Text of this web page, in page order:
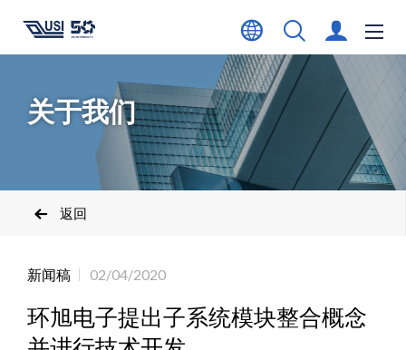
关于我们
返回
新闻稿 02/04/2020
环旭电子提出子系统模块整合概念